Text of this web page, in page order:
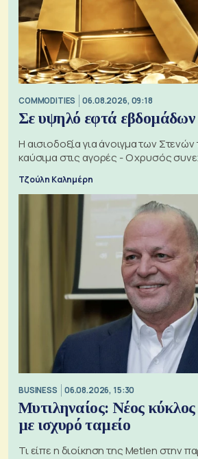
COMMODITIES 06.08.2026, 09:18
Σε υψηλό εφτά εβδομάδων
Η αισιοδοξία για άνοιγμα των
καύσιμα στις αγορές - Ο χρυσός
Τζούλη Καλημέρη
BUSINESS 06.08.2026, 15:30
Μυτιληναίος: Νέος
με ισχυρό ταμείο
Τι είπε η διοίκηση της Metlen στην